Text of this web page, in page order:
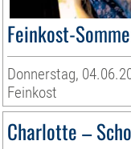
Feinkost-
Donnerstag,
Feinkost
Charlotte –